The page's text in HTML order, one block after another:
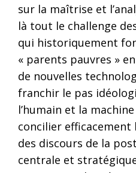
sur la maîtrise et
là tout le challenge
qui historiquement
« parents pauvres »
de nouvelles
franchir le pas
l’humain et la
concilier efficacement
des discours de la
centrale et